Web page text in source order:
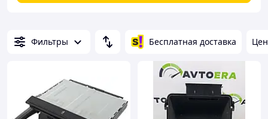
Фильтры Бесплатная доставка